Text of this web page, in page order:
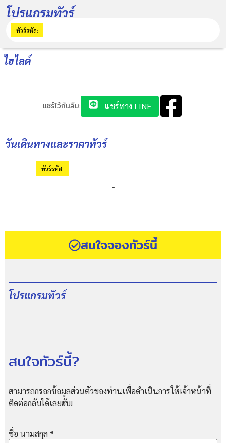
โปรแกรมทัวร์
ทัวร์รหัส:
ไฮไลต์
แชร์ไว้กันลืม: แชร์ทาง LINE
วันเดินทางและราคาทัวร์
ทัวร์รหัส:
-
สนใจจองทัวร์นี้
โปรแกรมทัวร์
สนใจทัวร์นี้?
สามารถกรอกข้อมูลส่วนตัวของท่านเพื่อดำเนินการให้เจ้าหน้าที่
ติดต่อกลับได้เลยฮับ!
ชื่อ นามสกุล *